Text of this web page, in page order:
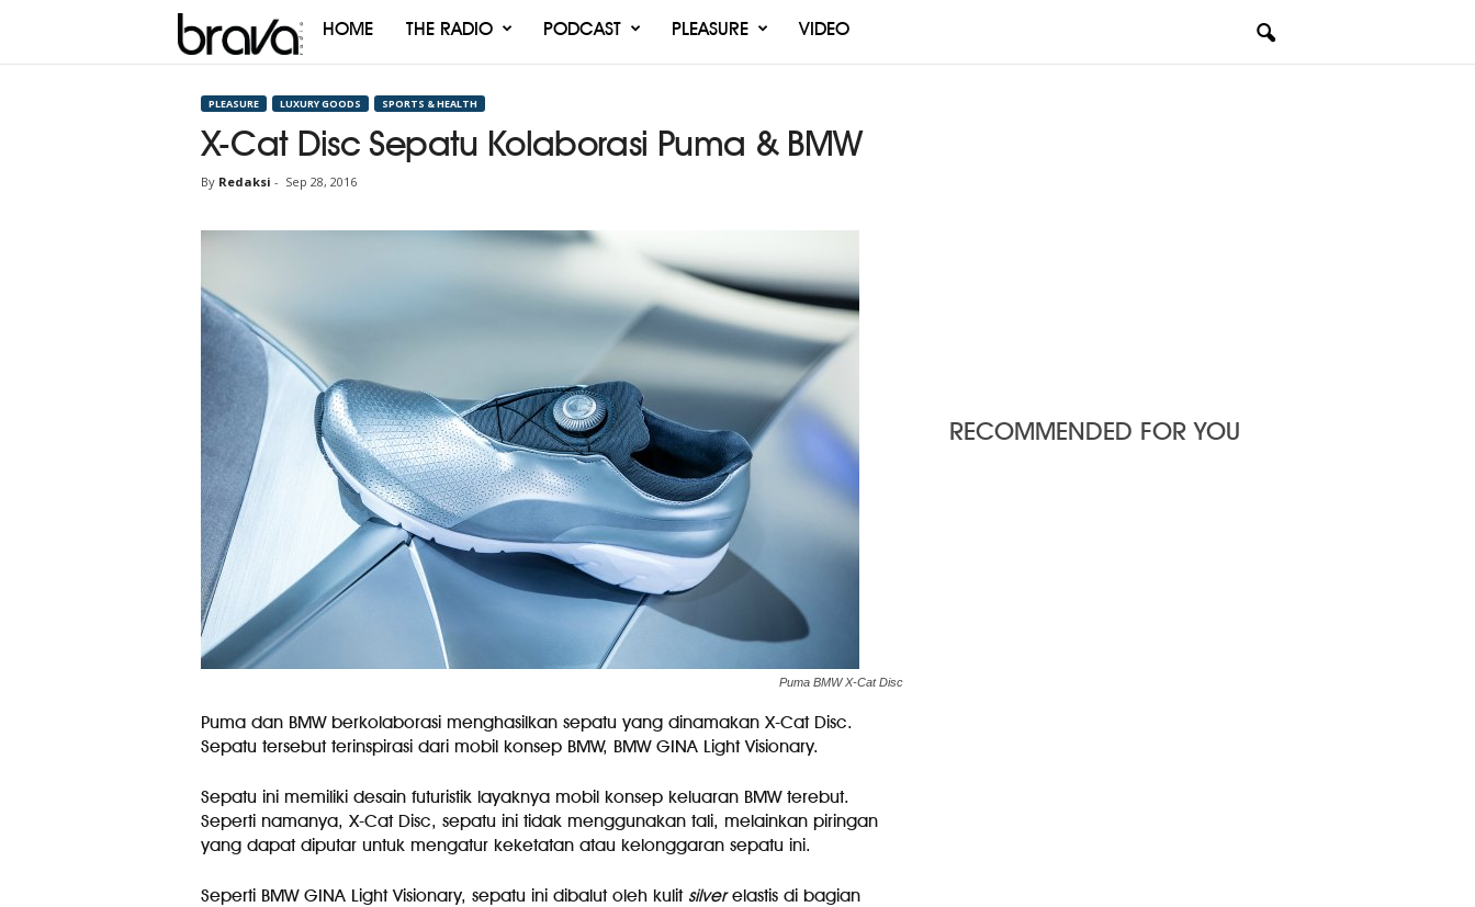
Brava
HOME THE RADIO PODCAST PLEASURE VIDEO
PLEASURE LUXURY GOODS SPORTS & HEALTH
X-Cat Disc Sepatu Kolaborasi Puma & BMW
By Redaksi - Sep 28, 2016
Puma BMW X-Cat Disc
Puma dan BMW berkolaborasi menghasilkan sepatu yang dinamakan X-Cat Disc.
Sepatu tersebut terinspirasi dari mobil konsep BMW, BMW GINA Light Visionary.
Sepatu ini memiliki desain futuristik layaknya mobil konsep keluaran BMW terebut.
Seperti namanya, X-Cat Disc, sepatu ini tidak menggunakan tali, melainkan piringan
yang dapat diputar untuk mengatur keketatan atau kelonggaran sepatu ini.
Seperti BMW GINA Light Visionary, sepatu ini dibalut oleh kulit silverelastis di bagian
RECOMMENDED FOR YOU